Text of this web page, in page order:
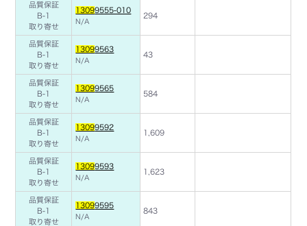
品質保証
B-1
取り寄せ
13099555-010
N/A
294
品質保証
B-1
取り寄せ
13099563
N/A
43
品質保証
B-1
取り寄せ
13099565
N/A
584
品質保証
B-1
取り寄せ
13099592
N/A
1,609
品質保証
B-1
取り寄せ
13099593
N/A
1,623
品質保証
B-1
取り寄せ
13099595
N/A
843